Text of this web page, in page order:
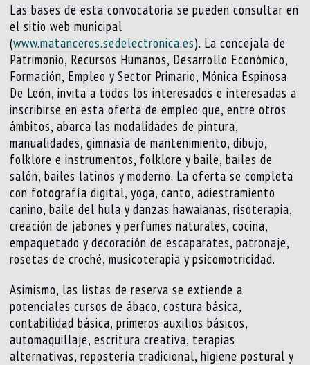
Las bases de esta convocatoria se pueden consultar en
el sitio web municipal
(www.matanceros.sedelectronica.es). La concejala de
Patrimonio, Recursos Humanos, Desarrollo Económico,
Formación, Empleo y Sector Primario, Mónica Espinosa
De León, invita a todos los interesados e interesadas a
inscribirse en esta oferta de empleo que, entre otros
ámbitos, abarca las modalidades de pintura,
manualidades, gimnasia de mantenimiento, dibujo,
folklore e instrumentos, folklore y baile, bailes de
salón, bailes latinos y moderno. La oferta se completa
con fotografía digital, yoga, canto, adiestramiento
canino, baile del hula y danzas hawaianas, risoterapia,
creación de jabones y perfumes naturales, cocina,
empaquetado y decoración de escaparates, patronaje,
rosetas de croché, musicoterapia y psicomotricidad.
Asimismo, las listas de reserva se extiende a
potenciales cursos de ábaco, costura básica,
contabilidad básica, primeros auxilios básicos,
automaquillaje, escritura creativa, terapias
alternativas, repostería tradicional, higiene postural y